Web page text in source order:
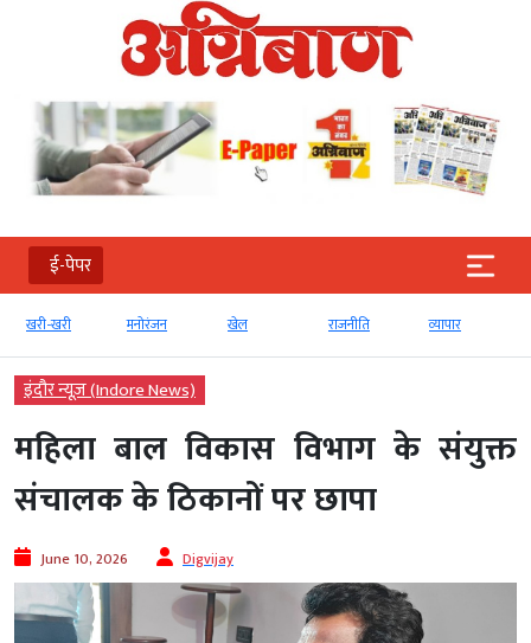
ई-पेपर
खरी-खरी मनोरंजन खेल राजनीति व्‍यापार
इंदौर न्यूज़ (Indore News)
महिला बाल विकास विभाग के संयुक्त
संचालक के ठिकानों पर छापा
June 10, 2026 Digvijay